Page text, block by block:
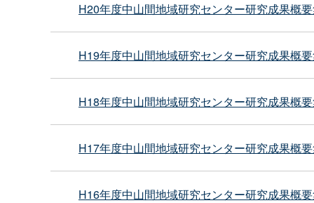
H20年度中山間地域研究センター研究成果概
H19年度中山間地域研究センター研究成果概
H18年度中山間地域研究センター研究成果概
H17年度中山間地域研究センター研究成果概
H16年度中山間地域研究センター研究成果概